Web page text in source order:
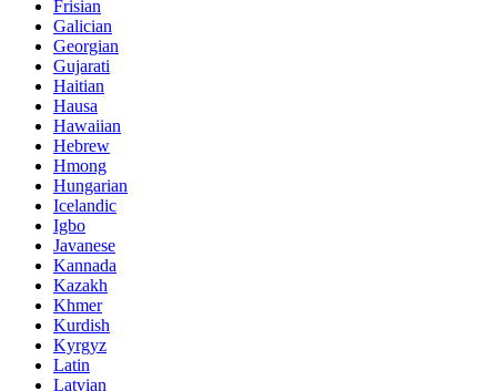
Frisian
Galician
Georgian
Gujarati
Haitian
Hausa
Hawaiian
Hebrew
Hmong
Hungarian
Icelandic
Igbo
Javanese
Kannada
Kazakh
Khmer
Kurdish
Kyrgyz
Latin
Latvian